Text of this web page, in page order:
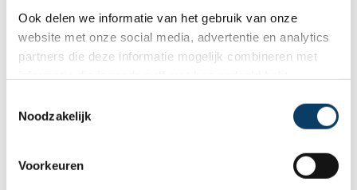
Ook delen we informatie van het gebruik van onze
website met onze social media, advertentie en analytics
partners die deze informatie mogelijk combineren met
Noodzakelijk
Voorkeuren
is prima uitgebalanceerd om alle
mooie dingen van het eiland te
Offerteformulier
Vertel ons uw vakantie wensen. Onze